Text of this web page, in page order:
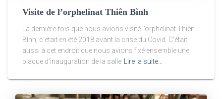
Visite de l’orphelinat Thiên Bình
La dernière fois que nous avions visité l’orphelinat Thiên
Bình, c’était en été 2018 avant la crise du Covid. C’était
aussi à cet endroit que nous avions fixé ensemble une
plaque d’inauguration de la salle
Lire la suite…